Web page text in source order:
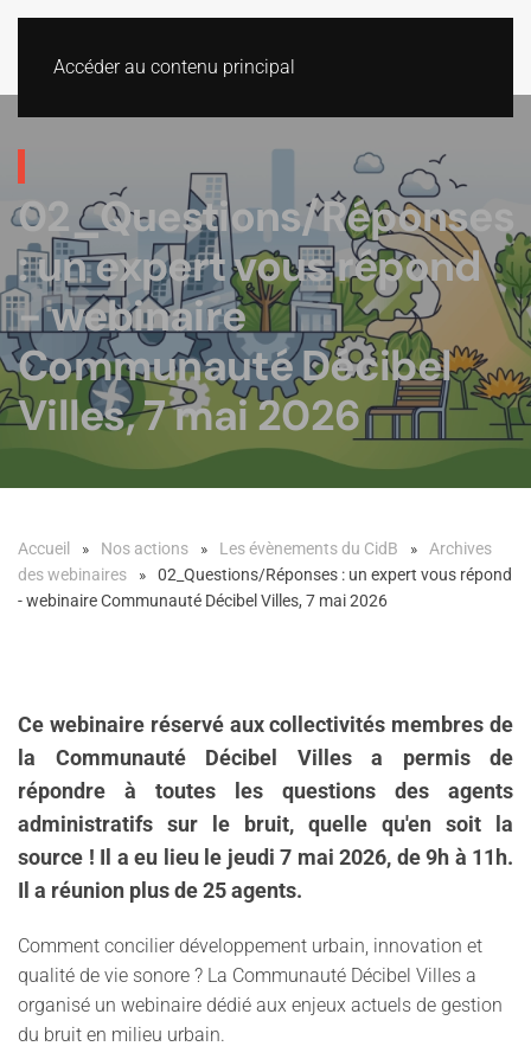
Accéder au contenu principal
02_Questions/Réponses
: un expert vous répond
- webinaire
Communauté Décibel
Villes, 7 mai 2026
Accueil Nos actions Les évènements du CidB
Archives
des webinaires
02_Questions/Réponses : un expert vous répond
- webinaire Communauté Décibel Villes, 7 mai 2026
Ce webinaire réservé aux collectivités membres de
la Communauté Décibel Villes a permis de
répondre à toutes les questions des agents
administratifs sur le bruit, quelle qu'en soit la
source ! Il a eu lieu le jeudi 7 mai 2026, de 9h à 11h.
Il a réunion plus de 25 agents.
Comment concilier développement urbain, innovation et
qualité de vie sonore ? La Communauté Décibel Villes a
organisé un webinaire dédié aux enjeux actuels de gestion
du hashtag
bruit en milieu hashtag
urbain.